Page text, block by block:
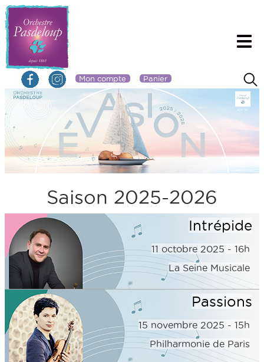
Mon compte Panier
Saison 2025-2026
Intrépide
11 octobre 2025 - 16h
La Seine Musicale
Passions
15 novembre 2025 - 15h
Philharmonie de Paris